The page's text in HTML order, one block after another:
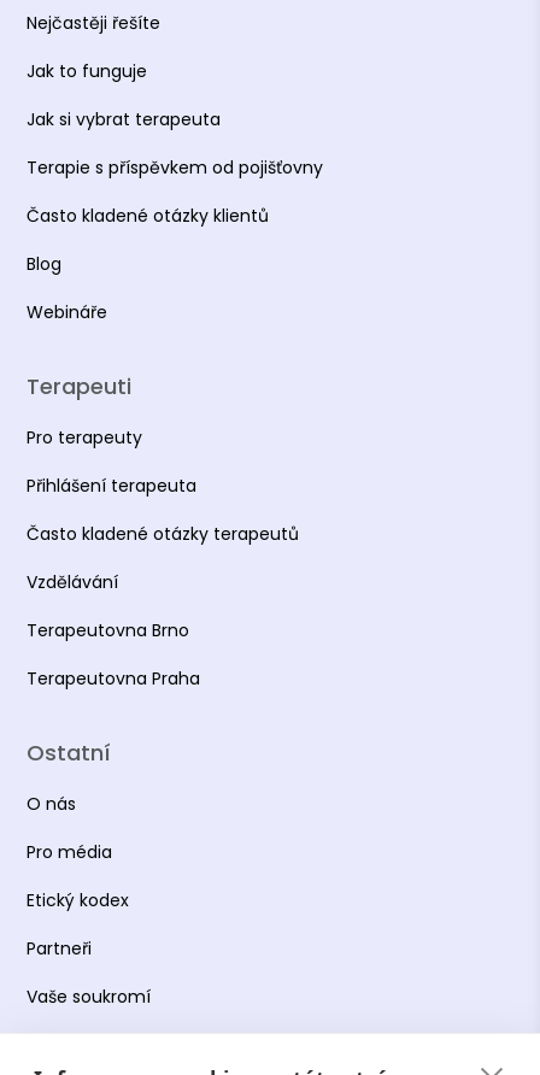
Nejčastěji řešíte
Jak to funguje
Jak si vybrat terapeuta
Terapie s příspěvkem od pojišťovny
Často kladené otázky klientů
Blog
Webináře
Terapeuti
Pro terapeuty
Přihlášení terapeuta
Často kladené otázky terapeutů
Vzdělávání
Terapeutovna Brno
Terapeutovna Praha
Ostatní
O nás
Pro média
Etický kodex
Partneři
Vaše soukromí